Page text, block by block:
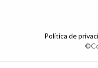
Política de